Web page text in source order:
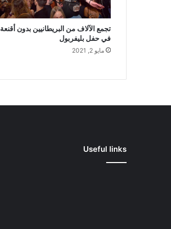
تجمع الآلاف من البريطانيين بدون أقنعة
في حفل بليفربول
مايو 2, 2021
Useful links